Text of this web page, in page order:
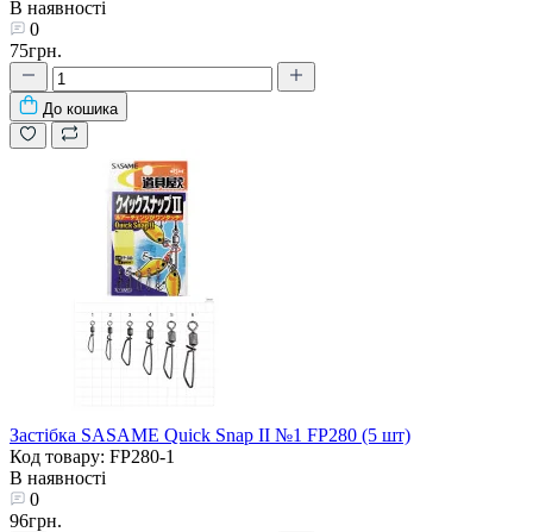
В наявності
0
75грн.
До кошика
Застібка SASAME Quick Snap II №1 FP280 (5 шт)
Код товару: FP280-1
В наявності
0
96грн.